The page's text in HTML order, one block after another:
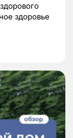
здоровье